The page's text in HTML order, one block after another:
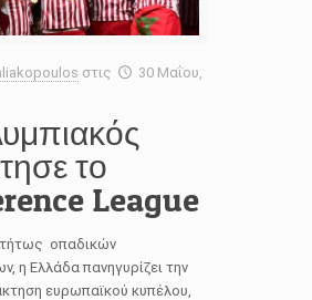
στις
30 Μαΐου,
το
League
οπαδικών
η Ελλάδα πανηγυρίζει την
ευρωπαϊκού κυπέλου,